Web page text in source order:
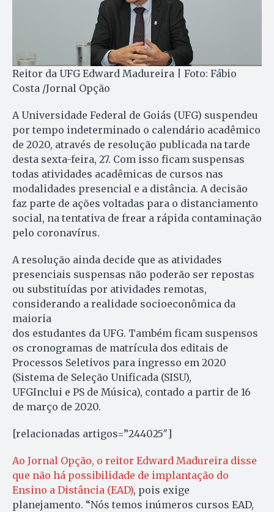
Reitor da UFG Edward Madureira | Foto: Fábio
Costa /Jornal Opção
A Universidade Federal de Goiás (UFG) suspendeu
por tempo indeterminado o calendário acadêmico
de 2020, através de resolução publicada na tarde
desta sexta-feira, 27. Com isso ficam suspensas
todas atividades acadêmicas de cursos nas
modalidades presencial e a distância. A decisão
faz parte de ações voltadas para o distanciamento
social, na tentativa de frear a rápida contaminação
pelo coronavírus.
A resolução ainda decide que as atividades
presenciais suspensas não poderão ser repostas
ou substituídas por atividades remotas,
considerando a realidade socioeconômica da
maioria
dos estudantes da UFG. Também ficam suspensos
os cronogramas de matrícula dos editais de
Processos Seletivos para ingresso em 2020
(Sistema de Seleção Unificada (SISU),
UFGInclui e PS de Música), contado a partir de 16
de março de 2020.
[relacionadas artigos=”244025″]
Ao Jornal Opção, o reitor Edward Madureira disse
que não há possibilidade de implantação do
Ensino a Distância (EAD), pois exige
planejamento. “Nós temos inúmeros cursos EAD,